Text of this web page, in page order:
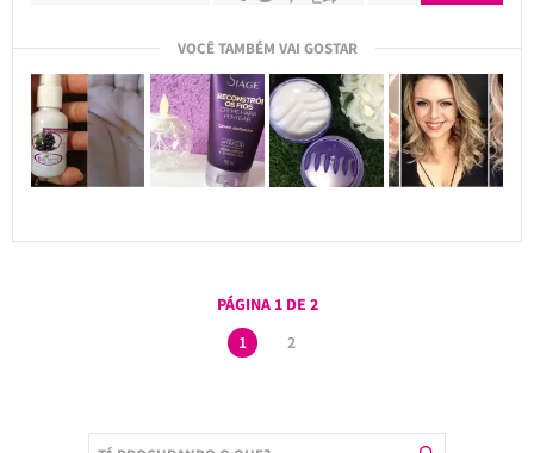
VOCÊ TAMBÉM VAI GOSTAR
PÁGINA 1 DE 2
1
2